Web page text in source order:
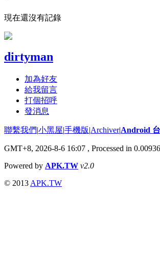
現在還沒有記錄
dirtyman
加為好友
給我留言
打個招呼
發消息
聯繫我們|小黑屋|手機版|Archiver|Android
GMT+8, 2026-8-6 16:07 , Processed in
Powered by APK.TW v2.0
© 2013 APK.TW